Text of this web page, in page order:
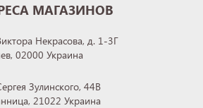
МАГАЗИНОВ
Некрасова, д. 1-3Г
02000 Украина
Зулинского, 44В
21022 Украина